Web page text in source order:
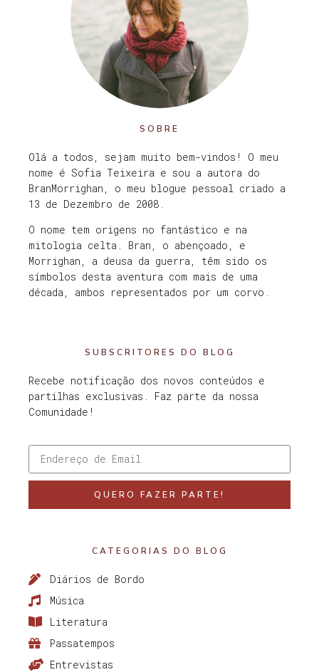
SOBRE
Olá a todos, sejam muito bem-vindos! O meu
nome é Sofia Teixeira e sou a autora do
BranMorrighan, o meu blogue pessoal criado a
13 de Dezembro de 2008.
O nome tem origens no fantástico e na
mitologia celta. Bran, o abençoado, e
Morrighan, a deusa da guerra, têm sido os
símbolos desta aventura com mais de uma
década, ambos representados por um corvo.
SUBSCRITORES DO BLOG
Recebe notificação dos novos conteúdos e
partilhas exclusivas. Faz parte da nossa
Comunidade!
QUERO FAZER PARTE!
CATEGORIAS DO BLOG
Diários de Bordo
Música
Literatura
Passatempos
Entrevistas